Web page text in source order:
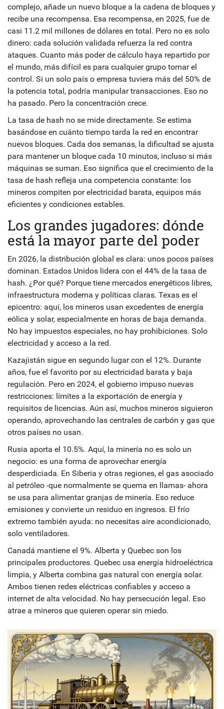
complejo, añade un nuevo bloque a la cadena de bloques y
recibe una recompensa. Esa recompensa, en 2025, fue de
casi 11.2 mil millones de dólares en total. Pero no es solo
dinero: cada solución validada refuerza la red contra
ataques. Cuanto más poder de cálculo haya repartido por
el mundo, más difícil es para cualquier grupo tomar el
control. Si un solo país o empresa tuviera más del 50% de
la potencia total, podría manipular transacciones. Eso no
ha pasado. Pero la concentración crece.
La tasa de hash no se mide directamente. Se estima
basándose en cuánto tiempo tarda la red en encontrar
nuevos bloques. Cada dos semanas, la dificultad se ajusta
para mantener un bloque cada 10 minutos, incluso si más
máquinas se suman. Eso significa que el crecimiento de la
tasa de hash refleja una competencia constante: los
mineros compiten por electricidad barata, equipos más
eficientes y condiciones estables.
Los grandes jugadores: dónde
está la mayor parte del poder
En 2026, la distribución global es clara: unos pocos países
dominan. Estados Unidos lidera con el 44% de la tasa de
hash. ¿Por qué? Porque tiene mercados energéticos libres,
infraestructura moderna y políticas claras. Texas es el
epicentro: aquí, los mineros usan excedentes de energía
eólica y solar, especialmente en horas de baja demanda.
No hay impuestos especiales, no hay prohibiciones. Solo
electricidad y acceso a la red.
Kazajistán sigue en segundo lugar con el 12%. Durante
años, fue el favorito por su electricidad barata y baja
regulación. Pero en 2024, el gobierno impuso nuevas
restricciones: límites a la exportación de energía y
requisitos de licencias. Aún así, muchos mineros siguieron
operando, aprovechando las centrales de carbón y gas que
otros países no usan.
Rusia aporta el 10.5%. Aquí, la minería no es solo un
negocio: es una forma de aprovechar energía
desperdiciada. En Siberia y otras regiones, el gas asociado
al petróleo -que normalmente se quema en llamas- ahora
se usa para alimentar granjas de minería. Eso reduce
emisiones y convierte un residuo en ingresos. El frío
extremo también ayuda: no necesitas aire acondicionado,
solo ventiladores.
Canadá mantiene el 9%. Alberta y Quebec son los
principales productores. Quebec usa energía hidroeléctrica
limpia, y Alberta combina gas natural con energía solar.
Ambos tienen redes eléctricas confiables y acceso a
internet de alta velocidad. No hay persecución legal. Eso
atrae a mineros que quieren operar sin miedo.